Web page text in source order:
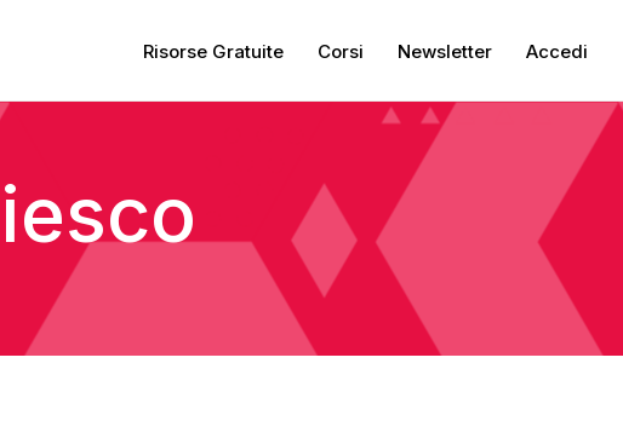
Risorse Gratuite Corsi Newsletter Accedi